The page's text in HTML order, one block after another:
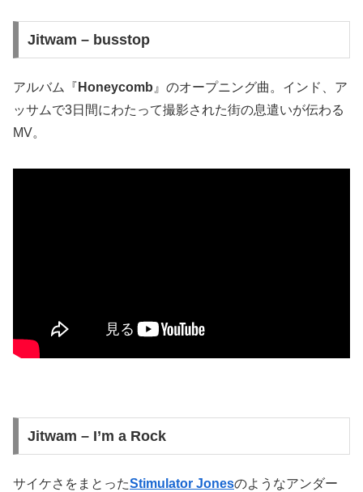
Jitwam – busstop
アルバム『 Honeycomb 』のオープニング曲。インド、ア
ッサムで3日間にわたって撮影された街の息遣いが伝わる
MV。
Jitwam – I’m a Rock
サイケさをまとったStimulator Jonesのようなアンダー